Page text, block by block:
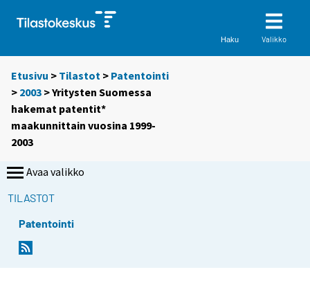
Haku Valikko
Etusivu > Tilastot > Patentointi
> 2003 > Yritysten Suomessa
hakemat patentit*
maakunnittain vuosina 1999-
2003
Avaa valikko
TILASTOT
Patentointi